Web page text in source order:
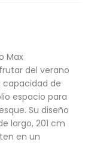
Max
del verano
capacidad de
espacio para
Su diseño
largo, 201 cm
en un